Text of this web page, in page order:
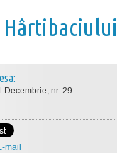
Hârtibaciului
Decembrie, nr. 29
mail